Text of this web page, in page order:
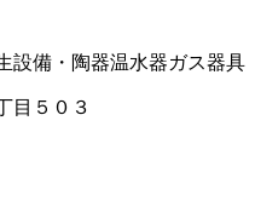
設備・陶器温水器ガス器具
目５０３